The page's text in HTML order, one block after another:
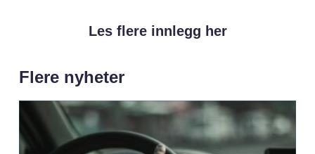
Les flere innlegg her
Flere nyheter